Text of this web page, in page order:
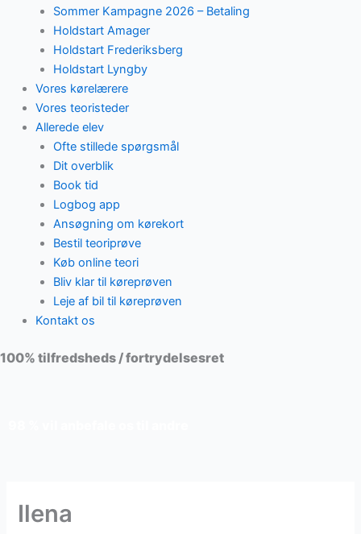
Sommer Kampagne 2026 – Betaling
Holdstart Amager
Holdstart Frederiksberg
Holdstart Lyngby
Vores kørelærere
Vores teoristeder
Allerede elev
Ofte stillede spørgsmål
Dit overblik
Book tid
Logbog app
Ansøgning om kørekort
Bestil teoriprøve
Køb online teori
Bliv klar til køreprøven
Leje af bil til køreprøven
Kontakt os
100% tilfredsheds / fortrydelsesret
Ilena